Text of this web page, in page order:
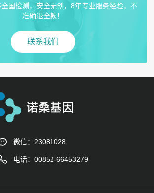
国检测，安全无创，8年专业服务经验，不
准确退全款！
联系我们
微信：23081028
电话：00852-66453279